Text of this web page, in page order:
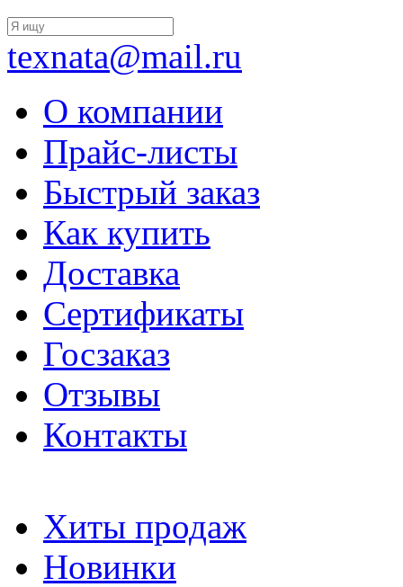
texnata@mail.ru
О компании
Прайс-листы
Быстрый заказ
Как купить
Доставка
Сертификаты
Госзаказ
Отзывы
Контакты
Хиты продаж
Новинки